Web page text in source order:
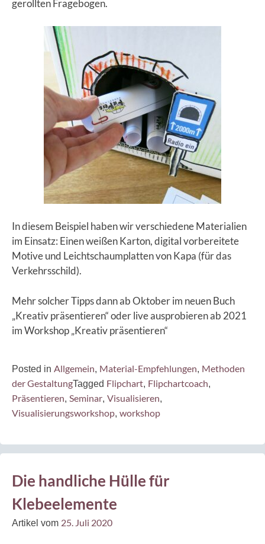
gerollten Fragebogen.
In diesem Beispiel haben wir verschiedene Materialien
im Einsatz: Einen weißen Karton, digital vorbereitete
Motive und Leichtschaumplatten von Kapa (für das
Verkehrsschild).
Mehr solcher Tipps dann ab Oktober im neuen Buch
„Kreativ präsentieren“ oder live ausprobieren ab 2021
im Workshop „Kreativ präsentieren“
Posted in Allgemein, Material-Empfehlungen, Methoden
der GestaltungTagged Flipchart, Flipchartcoach,
Präsentieren, Seminar, Visualisieren,
Visualisierungsworkshop, workshop
Die handliche Hülle für
Klebeelemente
Artikel vom 25. Juli 2020